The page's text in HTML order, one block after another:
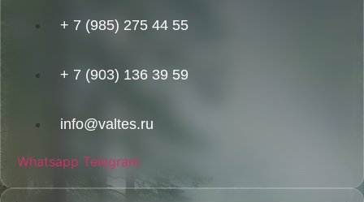
+ 7 (985) 275 44 55
+ 7 (903) 136 39 59
info@valtes.ru
Whatsapp Telegram